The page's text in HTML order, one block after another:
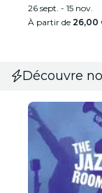
26 sept. - 15 nov.
À partir de 26,00
Découvre